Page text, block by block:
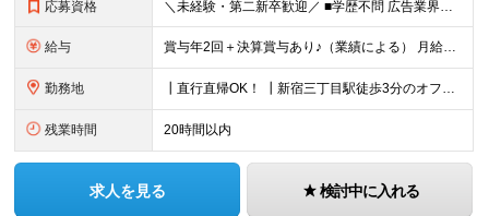
応募資格 ＼未経験・第二新卒歓迎／ ■学歴不問 広告業界の知識や経験は一切不問。 未経験から活躍している先輩が多数在籍中です！ ＜こんな方にオススメです！＞ ◎広告・マーケティングの世界に興味がある ◎自
給与 賞与年2回＋決算賞与あり♪（業績による） 月給30万円～ ※上記月給額を目安として、経験や前職給与などを踏まえ、相談のうえ給与額が変動する可能性がございます。 ※試用期間中は賞与対象外となります。
勤務地 ┃直行直帰OK！ ┃新宿三丁目駅徒歩3分のオフィス ┃転勤なし 【本社】 東京都新宿区新宿5-13-9 太平洋不動産新宿ビル 2F ＼オフィスの雰囲気についてご紹介／ 落ち着いた色味でまとめられた
残業時間 20時間以内
求人を見る 検討中に入れる